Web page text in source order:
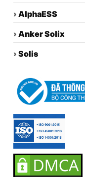
› AlphaESS
› Anker Solix
› Solis